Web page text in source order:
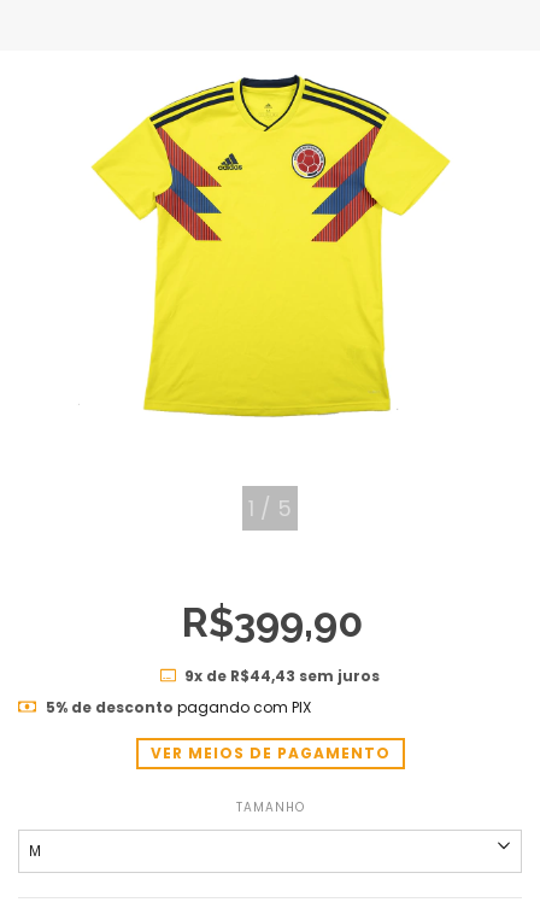
1 / 5
R$399,90
9x de R$44,43 sem juros
5% de desconto pagando com PIX
VER MEIOS DE PAGAMENTO
TAMANHO